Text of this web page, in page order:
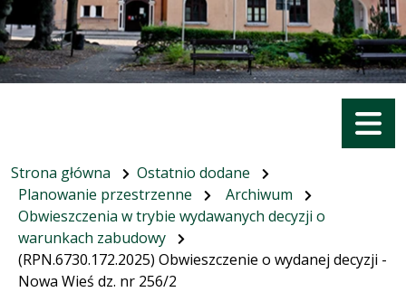
Menu
Strona główna
Ostatnio dodane
Planowanie przestrzenne
Archiwum
Obwieszczenia w trybie wydawanych decyzji o
warunkach zabudowy
(RPN.6730.172.2025) Obwieszczenie o wydanej decyzji -
Nowa Wieś dz. nr 256/2